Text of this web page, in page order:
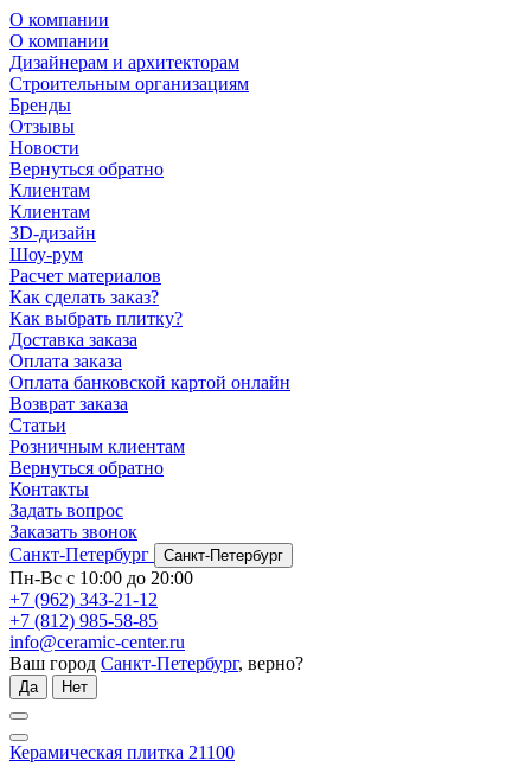
О компании
О компании
Дизайнерам и архитекторам
Строительным организациям
Бренды
Отзывы
Новости
Вернуться обратно
Клиентам
Клиентам
3D-дизайн
Шоу-рум
Расчет материалов
Как сделать заказ?
Как выбрать плитку?
Доставка заказа
Оплата заказа
Оплата банковской картой онлайн
Возврат заказа
Статьи
Розничным клиентам
Вернуться обратно
Контакты
Задать вопрос
Заказать звонок
Санкт-Петербург
Санкт-Петербург
Пн-Вс с 10:00 до 20:00
+7 (962) 343-21-12
+7 (812) 985-58-85
info@ceramic-center.ru
Ваш город Санкт-Петербург, верно?
Да Нет
Керамическая плитка 21100